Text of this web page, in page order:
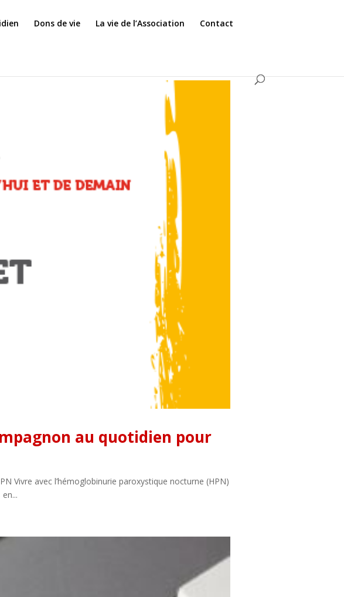
Dons de vie La vie de l’Association Contact
au quotidien pour
Vivre avec l’hémoglobinurie paroxystique nocturne (HPN)